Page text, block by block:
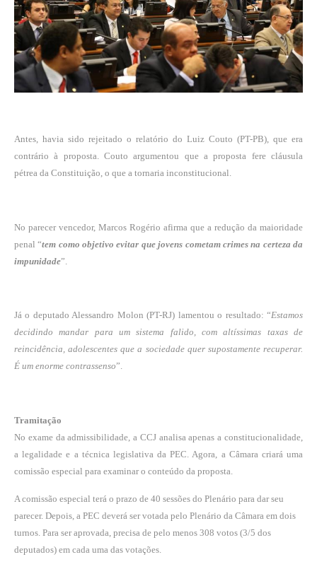
Antes, havia sido rejeitado o relatório do Luiz Couto (PT-PB), que era
contrário à proposta. Couto argumentou que a proposta fere cláusula
pétrea da Constituição, o que a tornaria inconstitucional.
No parecer vencedor, Marcos Rogério afirma que a redução da maioridade
penal “tem como objetivo evitar que jovens cometam crimes na certeza da
impunidade”.
Já o deputado Alessandro Molon (PT-RJ) lamentou o resultado: “Estamos
decidindo mandar para um sistema falido, com altíssimas taxas de
reincidência, adolescentes que a sociedade quer supostamente recuperar.
É um enorme contrassenso”.
Tramitação
No exame da admissibilidade, a CCJ analisa apenas a constitucionalidade,
a legalidade e a técnica legislativa da PEC. Agora, a Câmara criará uma
comissão especial para examinar o conteúdo da proposta.
A comissão especial terá o prazo de 40 sessões do Plenário para dar seu
parecer. Depois, a PEC deverá ser votada pelo Plenário da Câmara em dois
turnos. Para ser aprovada, precisa de pelo menos 308 votos (3/5 dos
deputados) em cada uma das votações.